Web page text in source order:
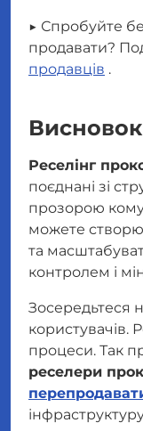
▶️ Спробуйте
продавати?
продавців .
Висновок
Реселінг
поєднані зі
прозорою
можете
та
контролем і
Зосередьтеся
користувачів.
процеси. Так
реселери